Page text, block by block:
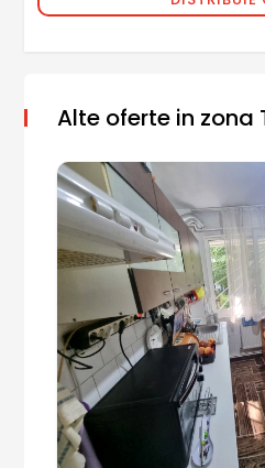
Alte oferte in zona